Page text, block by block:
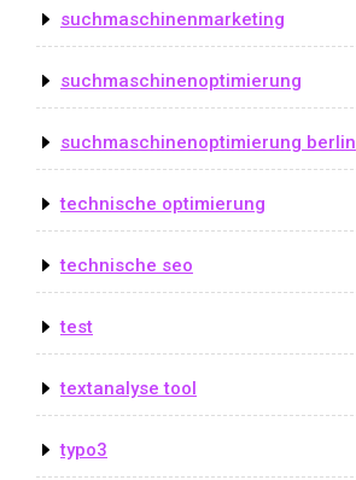
suchmaschinenmarketing
suchmaschinenoptimierung
suchmaschinenoptimierung berlin
technische optimierung
technische seo
test
textanalyse tool
typo3